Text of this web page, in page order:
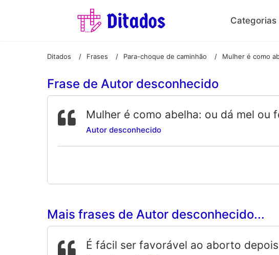
Categorias
Ditados / Frases / Para-choque de caminhão /
Frase de Autor desconhecido
Mulher é como abelha: ou dá mel ou
Autor desconhecido
Mais frases de Autor desconhecido...
É fácil ser favorável ao aborto